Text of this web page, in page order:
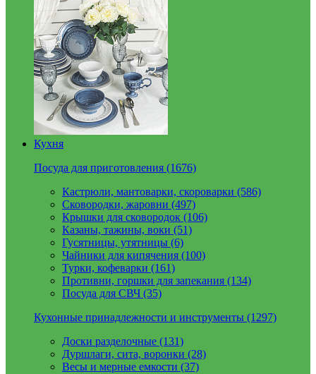
Кухня
Посуда для приготовления (1676)
Кастрюли, мантоварки, скороварки (586)
Сковородки, жаровни (497)
Крышки для сковородок (106)
Казаны, тажины, воки (51)
Гусятницы, утятницы (6)
Чайники для кипячения (100)
Турки, кофеварки (161)
Противни, горшки для запекания (134)
Посуда для СВЧ (35)
Кухонные принадлежности и инструменты (1297)
Доски разделочные (131)
Дуршлаги, сита, воронки (28)
Весы и мерные емкости (37)